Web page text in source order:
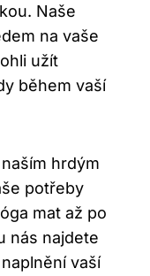
Naše
na vaše
užít
během vaší
hrdým
potřeby
mat až po
nás najdete
vaší